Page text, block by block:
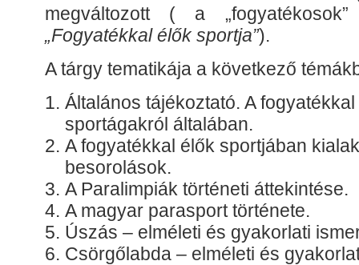
megváltozott ( a
„Fogyatékkal élők sportja”).
A tárgy tematikája a következő
Általános tájékoztató. A
sportágakról általában.
A fogyatékkal élők sportjában
besorolások.
A Paralimpiák történeti áttekintése.
A magyar parasport története.
Úszás – elméleti és gyakorlati
Csörgőlabda – elméleti és